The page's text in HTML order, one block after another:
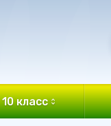
10 класс